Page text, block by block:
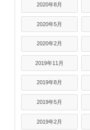
2020年8月
2020年5月
2020年2月
2019年11月
2019年8月
2019年5月
2019年2月